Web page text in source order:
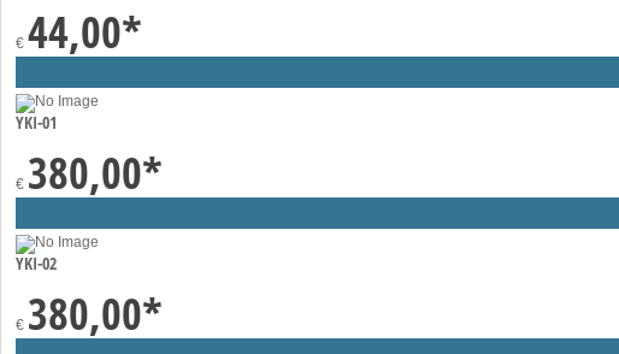
€ 44,00*
YKI-01
€ 380,00*
YKI-02
€ 380,00*